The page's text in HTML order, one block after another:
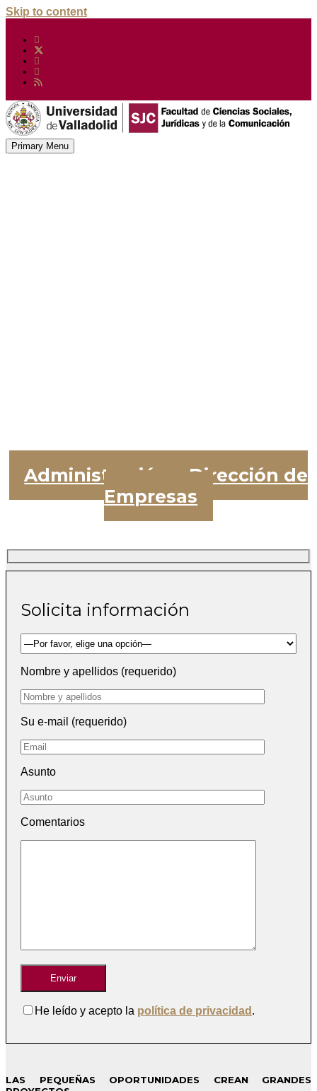
Skip to content
Primary Menu
Administración y Dirección de
Empresas
Solicita información
Nombre y apellidos (requerido)
Su e-mail (requerido)
Asunto
Comentarios
He leído y acepto la política de privacidad .
LAS PEQUEÑAS OPORTUNIDADES CREAN GRANDES